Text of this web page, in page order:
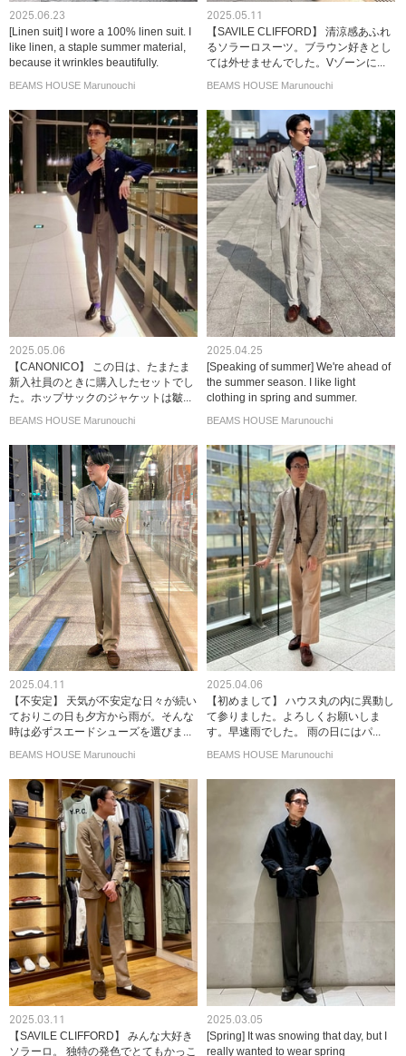
2025.06.23
[Linen suit] I wore a 100% linen suit. I
like linen, a staple summer material,
because it wrinkles beautifully.
BEAMS HOUSE Marunouchi
2025.05.11
【SAVILE CLIFFORD】 清涼感あふれ
るソラーロスーツ。ブラウン好きとし
ては外せませんでした。Vゾーンに...
BEAMS HOUSE Marunouchi
2025.05.06
【CANONICO】 この日は、たまたま
新入社員のときに購入したセットでし
た。ホップサックのジャケットは皺...
BEAMS HOUSE Marunouchi
2025.04.25
[Speaking of summer] We're ahead of
the summer season. I like light
clothing in spring and summer.
BEAMS HOUSE Marunouchi
2025.04.11
【不安定】 天気が不安定な日々が続い
ておりこの日も夕方から雨が。そんな
時は必ずスエードシューズを選びま...
BEAMS HOUSE Marunouchi
2025.04.06
【初めまして】 ハウス丸の内に異動し
て参りました。よろしくお願いしま
す。早速雨でした。 雨の日にはパ...
BEAMS HOUSE Marunouchi
2025.03.11
【SAVILE CLIFFORD】 みんな大好き
ソラーロ。 独特の発色でとてもかっこ
2025.03.05
[Spring] It was snowing that day, but I
really wanted to wear spring